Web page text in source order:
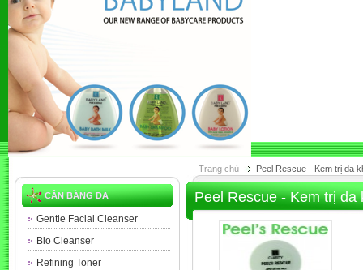
CÂN BẰNG DA
Gentle Facial Cleanser
Bio Cleanser
Refining Toner
Trang chủ Peel Rescue - Kem trị da
Peel Rescue - Kem trị da